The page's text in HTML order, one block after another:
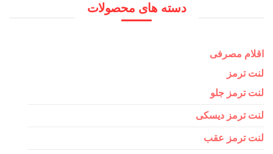
دسته های محصولات
اقلام مصرفی
لنت ترمز
لنت ترمز جلو
لنت ترمز دیسکی
لنت ترمز عقب